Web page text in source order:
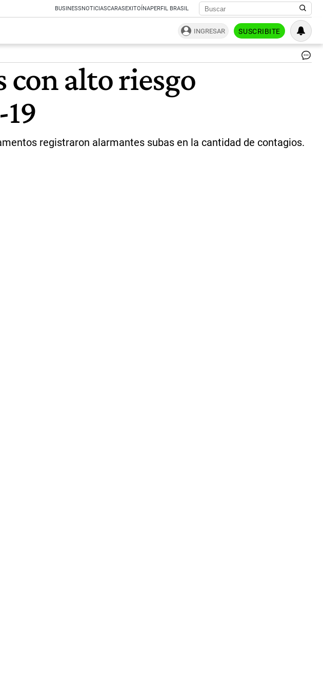
BUSINESSNOTICIASCARASEXITOÍNAPERFIL BRASIL
INGRESAR SUSCRIBITE
con alto riesgo
registraron alarmantes subas en la cantidad de contagios.